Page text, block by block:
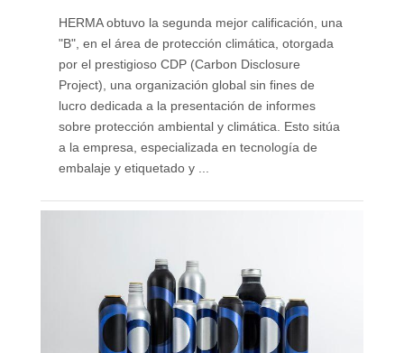
HERMA obtuvo la segunda mejor calificación, una
"B", en el área de protección climática, otorgada
por el prestigioso CDP (Carbon Disclosure
Project), una organización global sin fines de
lucro dedicada a la presentación de informes
sobre protección ambiental y climática. Esto sitúa
a la empresa, especializada en tecnología de
embalaje y etiquetado y ...